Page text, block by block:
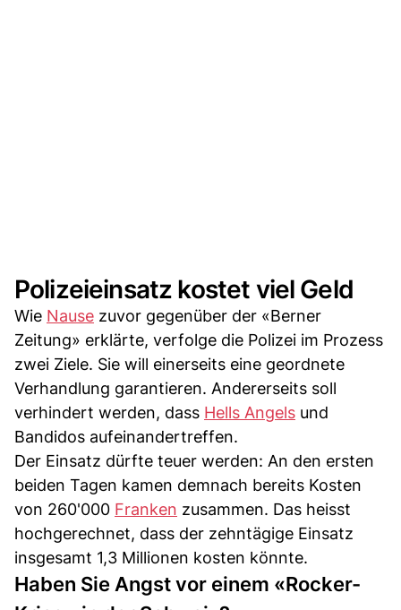
Polizeieinsatz kostet viel Geld
Wie Nause zuvor gegenüber der «Berner
Zeitung» erklärte, verfolge die Polizei im Prozess
zwei Ziele. Sie will einerseits eine geordnete
Verhandlung garantieren. Andererseits soll
verhindert werden, dass Hells Angels und
Bandidos aufeinandertreffen.
Der Einsatz dürfte teuer werden: An den ersten
beiden Tagen kamen demnach bereits Kosten
von 260'000 Franken zusammen. Das heisst
hochgerechnet, dass der zehntägige Einsatz
insgesamt 1,3 Millionen kosten könnte.
Haben Sie Angst vor einem «Rocker-